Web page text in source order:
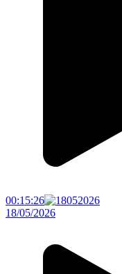
00:15:26
18/05/2026